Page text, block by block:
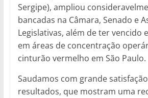
Sergipe), ampliou
bancadas na Câmara, Senado e
Legislativas, além de ter vencido
em áreas de concentração
cinturão vermelho em São Paulo.
Saudamos com grande
resultados, que mostram uma